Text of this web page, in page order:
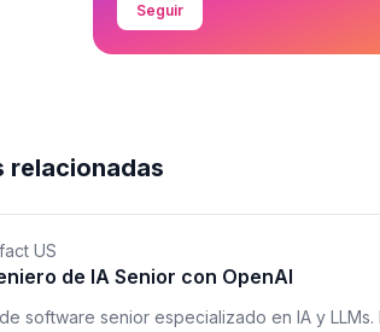
Seguir
relacionadas
US
de IA Senior con OpenAI
software senior especializado en IA y LLMs.